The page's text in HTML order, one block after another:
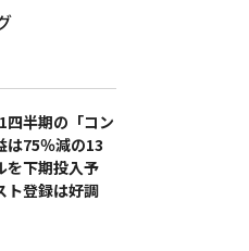
四半期の「コン
は75％減の13
下期投入予
登録は好調